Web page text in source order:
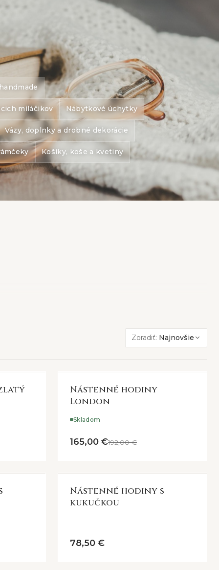
miláčikov Nábytkové úchytky
Vázy, doplnky a drobné dekorácie
Košíky, koše a kvetiny
Zoradiť: Najnovšie
Nástenné hodiny
London
Skladom
165,00 €192,00 €
Nástenné hodiny s
kukučkou
78,50 €